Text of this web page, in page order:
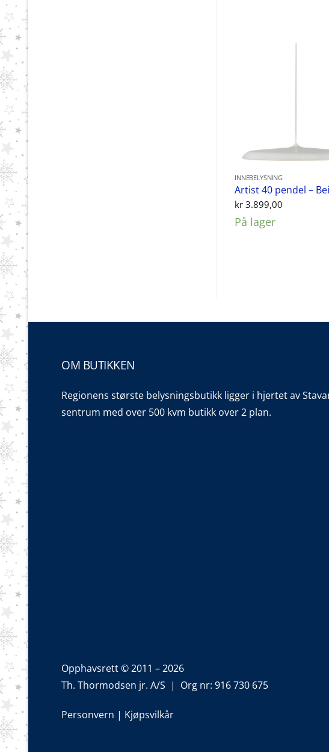
INNEBELYSNING
Artist 40 pendel –
kr 3.899,00
På lager
OM BUTIKKEN
Regionens største belysningsbutikk ligger i hjertet av
sentrum med over 500 kvm butikk over 2 plan.
Opphavsrett © 2011 – 2026
Th. Thormodsen jr. A/S | Org nr: 916 730 675
Personvern | Kjøpsvilkår